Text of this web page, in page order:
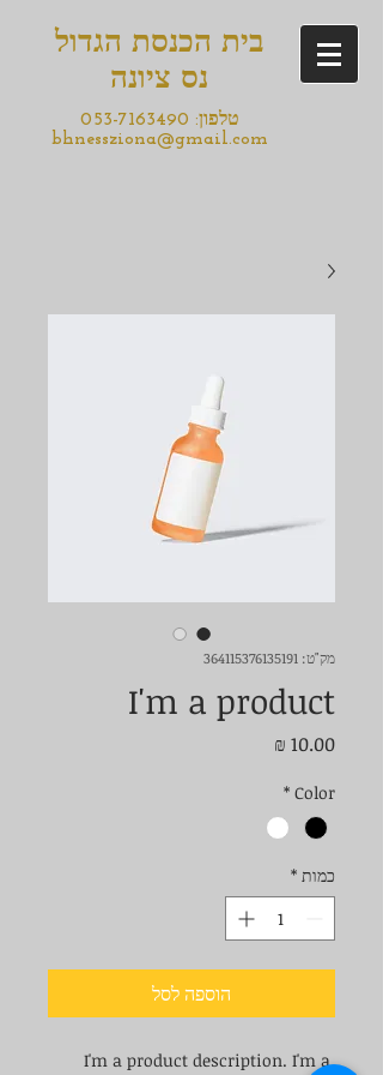
בית הכנסת הגדול
נס ציונה
טלפון: 053-7163490
bhnessziona@gmail.com
מק"ט: 364115376135191
I'm a product
Color
*
כמות *
הוספה לסל
I'm a product description. I'm a